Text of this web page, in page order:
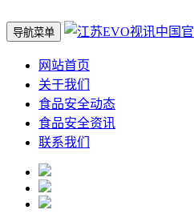
导航菜单
网站首页
关于我们
食品安全动态
食品安全资讯
联系我们